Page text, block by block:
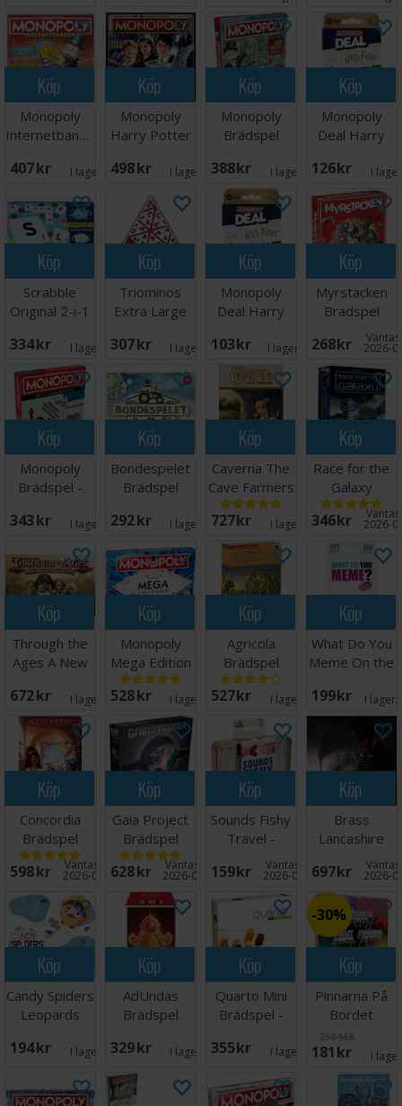
Köp
Monopoly
Internetbanken
407 SEK I lager: 2
Köp
Monopoly
Harry Potter
498 SEK I lager: 2
Köp
Monopoly
Brädspel
388 SEK I lager:
Köp
Monopoly
Deal Harry
Kortspel
126 SEK I
Köp
Scrabble
Original 2-i-1
334 SEK I lager: 8
Köp
Triominos
Extra Large
307 SEK I lager:
Köp
Monopoly
Deal Harry
Kortspill
103 SEK I lager: 12
Köp
Myrstacken
Brädspel
268 SEK 2026-
Köp
Monopoly
Brädspel -
343 SEK I lager: 3
Köp
Bondespelet
Brädspel
292 SEK I lager:
Köp
Caverna The
Cave Farmers
Brädspel
727 SEK I lager: 9
Köp
Race for the
Galaxy
Brädspel
346 SEK 2026-
Köp
Through the
Ages A New
Brädspel
672 SEK I lager: 3
Köp
Monopoly
Mega Edition
Brädspel
528 SEK I lager: 9
Köp
Agricola
Brädspel
527 SEK I lager:
Köp
What Do You
Meme On the
199 SEK I lager:
Köp
Concordia
Brädspel
598 SEK Väntas in:
2026-09-30
Köp
Gaia Project
Brädspel
628 SEK Väntas in:
2026-09-30
Köp
Sounds Fishy
Travel -
Reseutgåva
159 SEK Väntas in:
2026-09-30
Köp
Brass
Lancashire
Brädspel
697 SEK 2026-
Köp
Candy Spiders
Leopards
194 SEK I lager: 1
Köp
AdUndas
Brädspel
329 SEK I lager: 1
Köp
Quarto Mini
Brädspel -
355 SEK I lager: 4
Köp
30%
Pinnarna På
Bordet
Brädspel
258 SEK
181 SEK I